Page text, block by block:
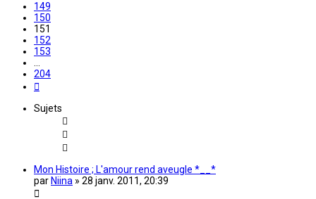
149
150
151
152
153
204
Sujets
Mon Histoire ; L'amour rend aveugle *__*
par Niina » 28 janv. 2011, 20:39